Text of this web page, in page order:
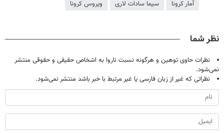
آمار کرونا سیما سادات لاری ویروس کرونا
نظر شما
نظرات حاوی توهین و هرگونه نسبت ناروا به اشخاص حقیقی و حقوقی منتشر
نمی‌شود.
نظراتی که غیر از زبان فارسی یا غیر مرتبط با خبر باشد منتشر نمی‌شود.